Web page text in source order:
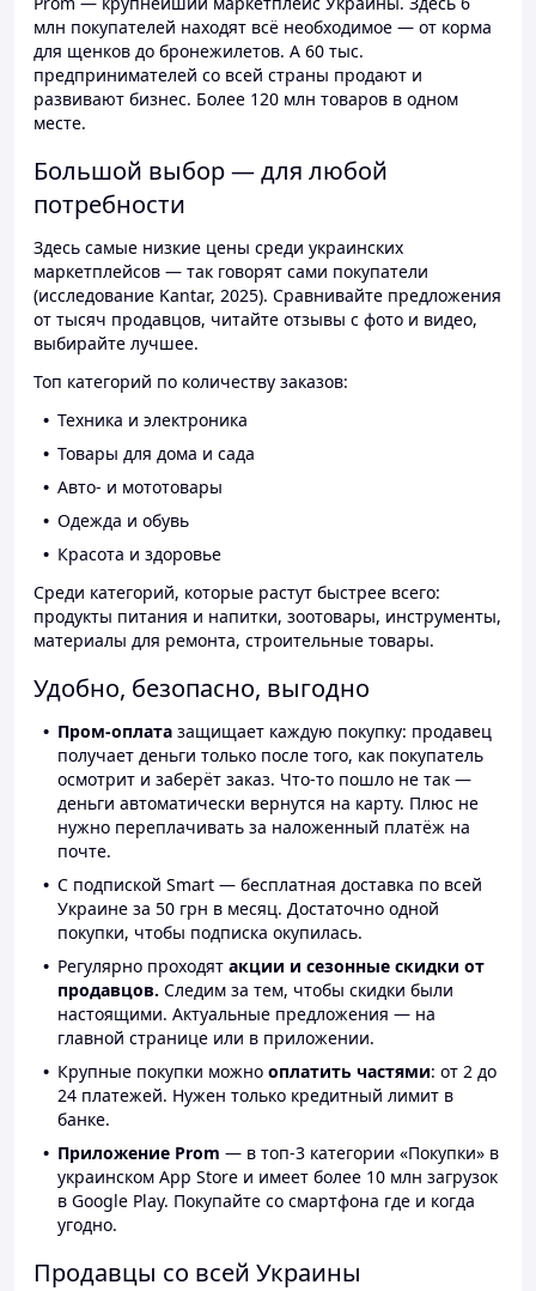
млн покупателей находят всё необходимое — от корма
для щенков до бронежилетов. А 60 тыс.
предпринимателей со всей страны продают и
развивают бизнес. Более 120 млн товаров в одном
месте.
Большой выбор — для любой
потребности
Здесь самые низкие цены среди украинских
маркетплейсов — так говорят сами покупатели
(исследование Kantar, 2025). Сравнивайте предложения
от тысяч продавцов, читайте отзывы с фото и видео,
выбирайте лучшее.
Топ категорий по количеству заказов:
Техника и электроника
Товары для дома и сада
Авто- и мототовары
Одежда и обувь
Красота и здоровье
Среди категорий, которые растут быстрее всего:
продукты питания и напитки, зоотовары, инструменты,
материалы для ремонта, строительные товары.
Удобно, безопасно, выгодно
Пром-оплата защищает каждую покупку: продавец
получает деньги только после того, как покупатель
осмотрит и заберёт заказ. Что-то пошло не так —
деньги автоматически вернутся на карту. Плюс не
нужно переплачивать за наложенный платёж на
почте.
С подпиской Smart — бесплатная доставка по всей
Украине за 50 грн в месяц. Достаточно одной
покупки, чтобы подписка окупилась.
Регулярно проходят акции и сезонные скидки от
продавцов. Следим за тем, чтобы скидки были
настоящими. Актуальные предложения — на
главной странице или в приложении.
Крупные покупки можно оплатить частями: от 2 до
24 платежей. Нужен только кредитный лимит в
банке.
Приложение Prom — в топ-3 категории «Покупки» в
украинском App Store и имеет более 10 млн загрузок
в Google Play. Покупайте со смартфона где и когда
угодно.
Продавцы со всей Украины